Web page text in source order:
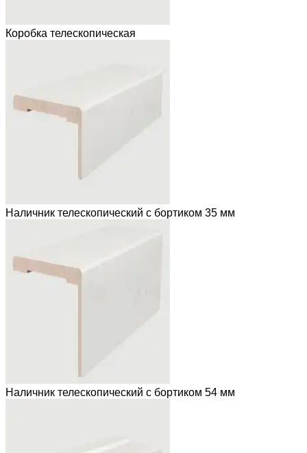
Коробка телескопическая
Наличник телескопический с бортиком 35 мм
Наличник телескопический с бортиком 54 мм